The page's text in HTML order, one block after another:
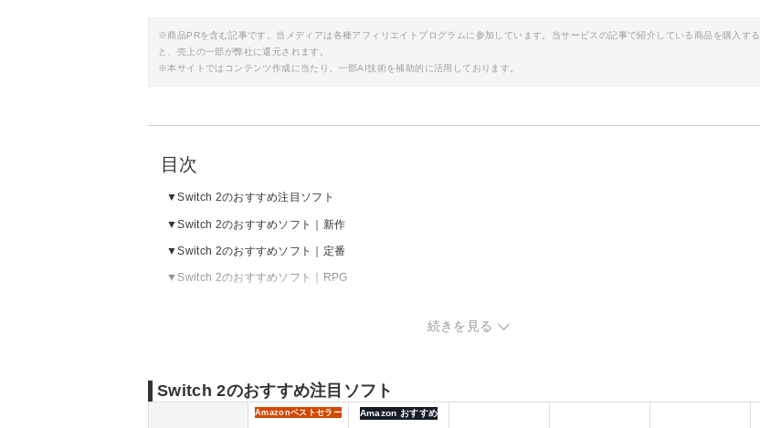
※商品PRを含む記事です。当メディアは各種アフィリエイトプログラムに参加しています。当サービスの記事で紹介している商品を購入する
と、売上の一部が弊社に還元されます。
※本サイトではコンテンツ作成に当たり、一部AI技術を補助的に活用しております。
目次
Switch 2のおすすめ注目ソフト
Switch 2のおすすめソフト｜新作
Switch 2のおすすめソフト｜定番
Switch 2のおすすめソフト｜RPG
Switch 2のおすすめソフト｜パーティー
続きを見る
Switch 2のおすすめ注目ソフト
Amazonベストセラー Amazon おすすめ